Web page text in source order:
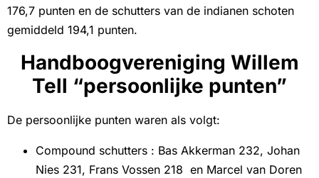
176,7 punten en de schutters van de indianen schoten
gemiddeld 194,1 punten.
Handboogvereniging Willem
Tell “persoonlijke punten”
De persoonlijke punten waren als volgt:
Compound schutters : Bas Akkerman 232, Johan
Nies 231, Frans Vossen 218 en Marcel van Doren